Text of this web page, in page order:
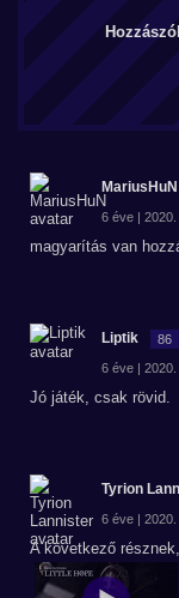
MariusHuN
6 éve |
magyarítás van
Liptik 86
6 éve |
Jó játék, csak rövid.
Tyrion
6 éve |
A következő